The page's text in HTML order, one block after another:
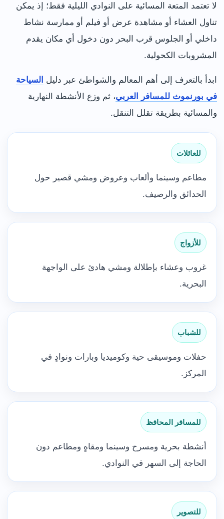
لا تعتمد المتعة المسائية على النوادي الليلية فقط؛ إذ يمكن
تناول العشاء أو مشاهدة عرض أو فيلم أو ممارسة نشاط
داخلي أو الجلوس قرب البحر دون دخول أي مكان يقدم
المشروبات الكحولية.
ابدأ بالتعرف إلى أهم المعالم والشواطئ عبر دليل السياحة
في بورنموث للمسافر العربي، ثم وزع الأنشطة النهارية
والمسائية بطريقة تقلل التنقل.
للعائلات
مطاعم وسينما وألعاب وعروض ومشي قصير حول
الحدائق والرصيف.
للأزواج
غروب وعشاء بإطلالة ومشي هادئ على الواجهة
البحرية.
للشباب
حفلات وموسيقى حية وكوميديا وبارات ونوادٍ في
المركز.
للمسافر المحافظ
أنشطة بحرية ومسرح وسينما ومقاهٍ ومطاعم دون
الحاجة إلى السهر في النوادي.
للتصوير